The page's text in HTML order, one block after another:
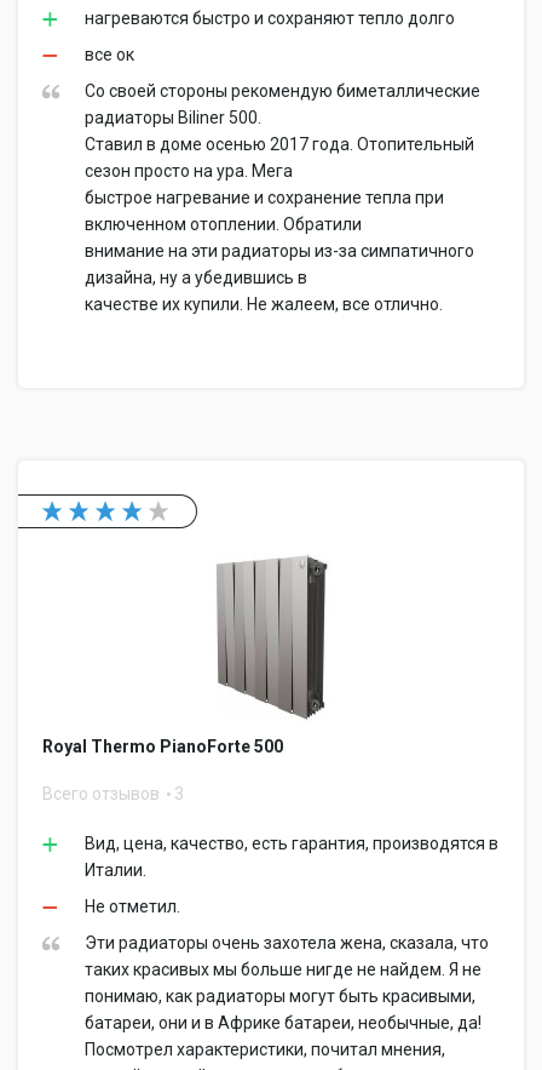
нагреваются быстро и сохраняют тепло долго
все ок
Со своей стороны рекомендую биметаллические
радиаторы Biliner 500.
Ставил в доме осенью 2017 года. Отопительный
сезон просто на ура. Мега
быстрое нагревание и сохранение тепла при
включенном отоплении. Обратили
внимание на эти радиаторы из-за симпатичного
дизайна, ну а убедившись в
качестве их купили. Не жалеем, все отлично.
Royal Thermo PianoForte 500
Всего отзывов 3
Вид, цена, качество, есть гарантия, производятся в
Италии.
Не отметил.
Эти радиаторы очень захотела жена, сказала, что
таких красивых мы больше нигде не найдем. Я не
понимаю, как радиаторы могут быть красивыми,
батареи, они и в Африке батареи, необычные, да!
Посмотрел характеристики, почитал мнения,